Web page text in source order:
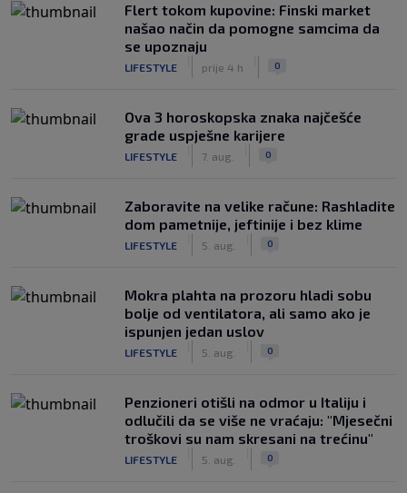
Flert tokom kupovine: Finski market
našao način da pomogne samcima da
se upoznaju
LIFESTYLE prije 4 h 0
Ova 3 horoskopska znaka najčešće
grade uspješne karijere
LIFESTYLE 7. aug. 0
Zaboravite na velike račune: Rashladite
dom pametnije, jeftinije i bez klime
LIFESTYLE 5. aug. 0
Mokra plahta na prozoru hladi sobu
bolje od ventilatora, ali samo ako je
ispunjen jedan uslov
LIFESTYLE 5. aug. 0
Penzioneri otišli na odmor u Italiju i
odlučili da se više ne vraćaju: "Mjesečni
troškovi su nam skresani na trećinu"
LIFESTYLE 5. aug. 0